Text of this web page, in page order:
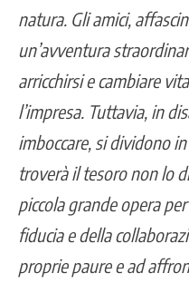
natura. Gli amici,
un’avventura
arricchirsi e cambiare
l’impresa. Tuttavia, in
imboccare, si dividono
troverà il tesoro non lo
piccola grande opera
fiducia e della
proprie paure e ad